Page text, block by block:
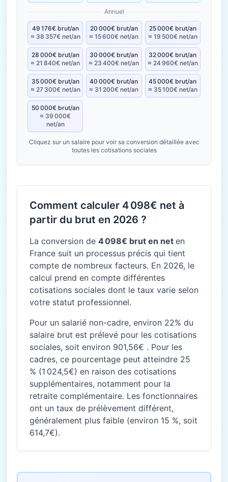
Annuel
49 176€ brut/an
≈ 38 357€ net/an
20 000€ brut/an
≈ 15 600€ net/an
25 000€ brut/an
≈ 19 500€ net/an
28 000€ brut/an
≈ 21 840€ net/an
30 000€ brut/an
≈ 23 400€ net/an
32 000€ brut/an
≈ 24 960€ net/an
35 000€ brut/an
≈ 27 300€ net/an
40 000€ brut/an
≈ 31 200€ net/an
45 000€ brut/an
≈ 35 100€ net/an
50 000€ brut/an
≈ 39 000€
net/an
Cliquez sur un salaire pour voir sa conversion détaillée avec
toutes les cotisations sociales
Comment calculer 4 098€ net à
partir du brut en 2026 ?
La conversion de 4 098€ brut en net en
France suit un processus précis qui tient
compte de nombreux facteurs. En 2026, le
calcul prend en compte différentes
cotisations sociales dont le taux varie selon
votre statut professionnel.
Pour un salarié non-cadre, environ 22% du
salaire brut est prélevé pour les cotisations
sociales, soit environ 901,56€ . Pour les
cadres, ce pourcentage peut atteindre 25
% (1 024,5€) en raison des cotisations
supplémentaires, notamment pour la
retraite complémentaire. Les fonctionnaires
ont un taux de prélèvement différent,
généralement plus faible (environ 15 %, soit
614,7€).